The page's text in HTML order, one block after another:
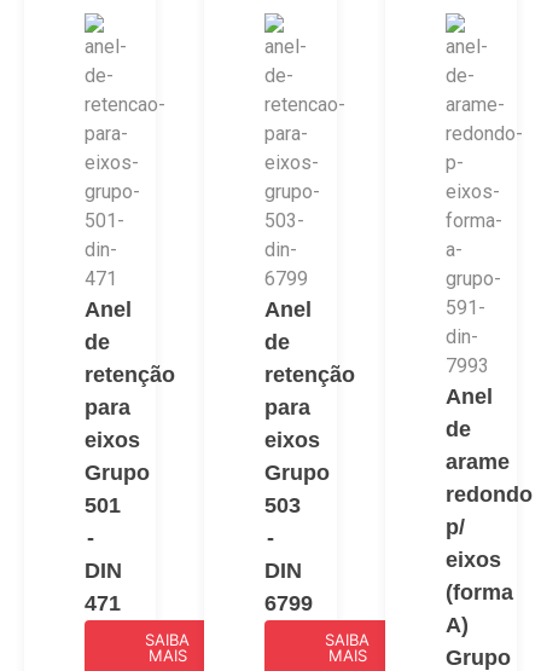
Anel
de
retenção
para
eixos
Grupo
501
-
DIN
471
SAIBA
MAIS
Anel
de
retenção
para
eixos
Grupo
503
-
DIN
6799
SAIBA
MAIS
Anel
de
arame
redondo
p/
eixos
(forma
A)
Grupo